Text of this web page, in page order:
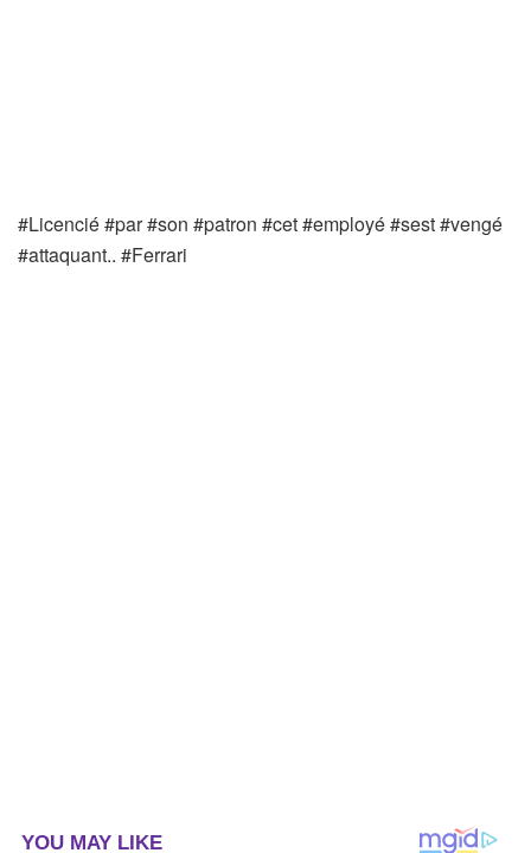
#Licencié #par #son #patron #cet #employé #sest #vengé
#attaquant.. #Ferrari